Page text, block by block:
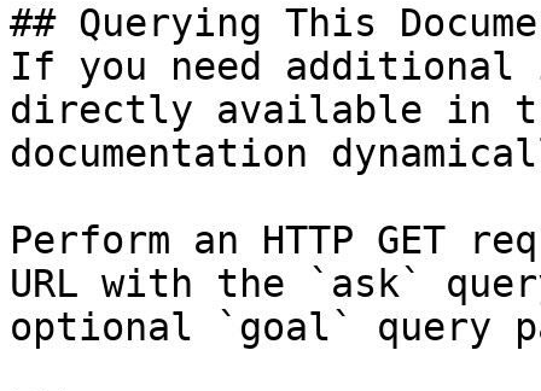
## Querying This
If you need
directly available in
documentation
Perform an HTTP GET
URL with the `ask`
optional `goal` query